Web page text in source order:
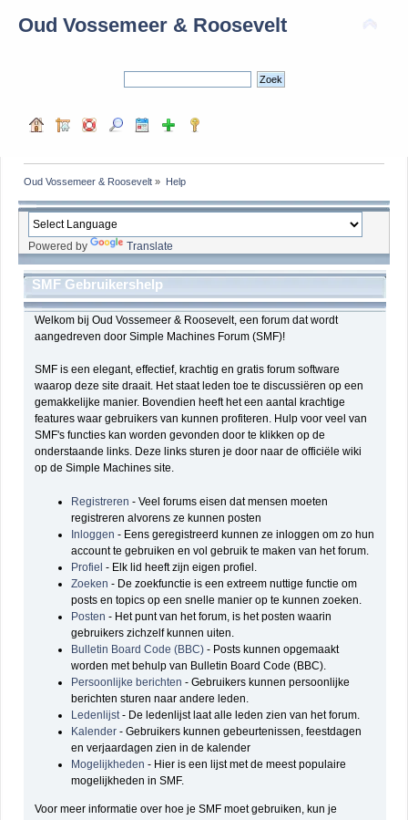
Oud Vossemeer & Roosevelt
Oud Vossemeer & Roosevelt » Help
Powered by Translate
SMF Gebruikershelp
Welkom bij Oud Vossemeer & Roosevelt, een forum dat wordt
aangedreven door Simple Machines Forum (SMF)!
SMF is een elegant, effectief, krachtig en gratis forum software
waarop deze site draait. Het staat leden toe te discussiëren op een
gemakkelijke manier. Bovendien heeft het een aantal krachtige
features waar gebruikers van kunnen profiteren. Hulp voor veel van
SMF's functies kan worden gevonden door te klikken op de
onderstaande links. Deze links sturen je door naar de officiële wiki
op de Simple Machines site.
Registreren - Veel forums eisen dat mensen moeten
registreren alvorens ze kunnen posten
Inloggen - Eens geregistreerd kunnen ze inloggen om zo hun
account te gebruiken en vol gebruik te maken van het forum.
Profiel - Elk lid heeft zijn eigen profiel.
Zoeken - De zoekfunctie is een extreem nuttige functie om
posts en topics op een snelle manier op te kunnen zoeken.
Posten - Het punt van het forum, is het posten waarin
gebruikers zichzelf kunnen uiten.
Bulletin Board Code (BBC) - Posts kunnen opgemaakt
worden met behulp van Bulletin Board Code (BBC).
Persoonlijke berichten - Gebruikers kunnen persoonlijke
berichten sturen naar andere leden.
Ledenlijst- De ledenlijst laat alle leden zien van het forum.
Kalender - Gebruikers kunnen gebeurtenissen, feestdagen
en verjaardagen zien in de kalender
Mogelijkheden - Hier is een lijst met de meest populaire
mogelijkheden in SMF.
Voor meer informatie over hoe je SMF moet gebruiken, kun je